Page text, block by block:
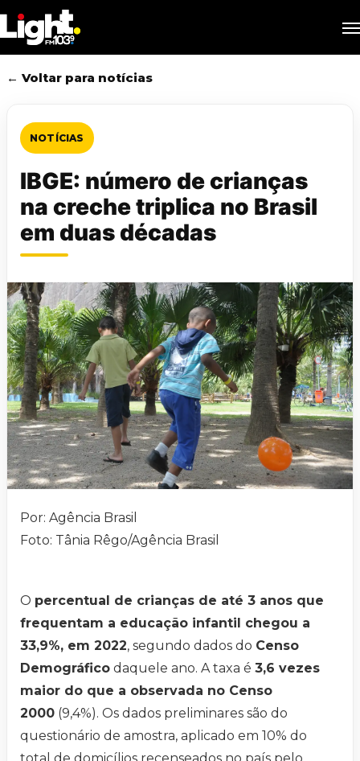
to
main
content
← Voltar para notícias
NOTÍCIAS
IBGE: número de crianças
na creche triplica no Brasil
em duas décadas
Por: Agência Brasil
Foto: Tânia Rêgo/Agência Brasil
O percentual de crianças de até 3 anos que
frequentam a educação infantil chegou a
33,9%, em 2022, segundo dados do Censo
Demográfico daquele ano. A taxa é 3,6 vezes
maior do que a observada no Censo
2000 (9,4%). Os dados preliminares são do
questionário de amostra, aplicado em 10% do